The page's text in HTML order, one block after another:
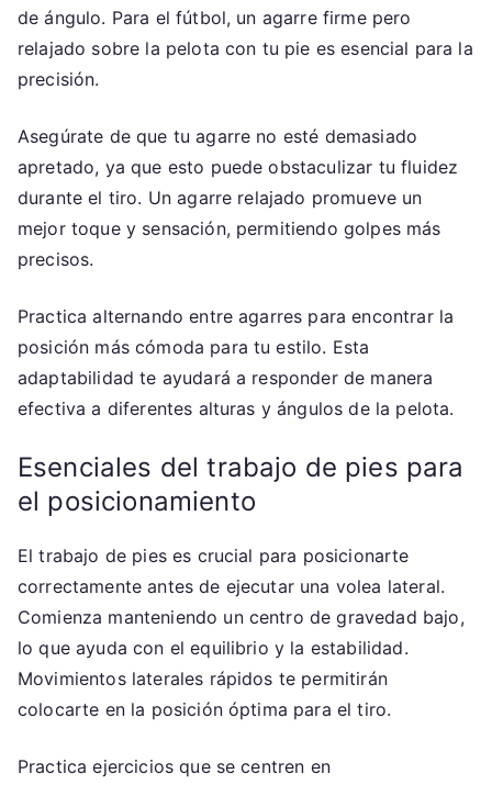
de ángulo. Para el fútbol, un agarre firme pero
relajado sobre la pelota con tu pie es esencial para la
precisión.
Asegúrate de que tu agarre no esté demasiado
apretado, ya que esto puede obstaculizar tu fluidez
durante el tiro. Un agarre relajado promueve un
mejor toque y sensación, permitiendo golpes más
precisos.
Practica alternando entre agarres para encontrar la
posición más cómoda para tu estilo. Esta
adaptabilidad te ayudará a responder de manera
efectiva a diferentes alturas y ángulos de la pelota.
Esenciales del trabajo de pies para
el posicionamiento
El trabajo de pies es crucial para posicionarte
correctamente antes de ejecutar una volea lateral.
Comienza manteniendo un centro de gravedad bajo,
lo que ayuda con el equilibrio y la estabilidad.
Movimientos laterales rápidos te permitirán
colocarte en la posición óptima para el tiro.
Practica ejercicios que se centren en